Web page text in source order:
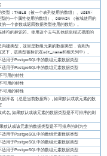
型： TABLE（被一个表列使用的数组）、
USER-
的一个属性使用的数组）、 DOMAIN（被域使用的
的一个参数或返回数据类型使用的数组）。
述符的标识符。使用这个去与其他信息模式视图的
内建类型，这里是数组元素的数据类型，否则为
况下，该类型被标识在udt_name和相关列中）。
适用于PostgreSQL中的数组元素数据类型
适用于PostgreSQL中的数组元素数据类型
可用的特性
可用的特性
可用的特性
库名（总是当前数据库）, 如果默认或该元素的数
名, 如果默认或该元素的数据类型是不可排序的则
默认或该元素的数据类型是不可排序的则为空
适用于PostgreSQL中的数组元素数据类型
适用于PostgreSQL中的数组元素数据类型
适用于PostgreSQL中的数组元素数据类型